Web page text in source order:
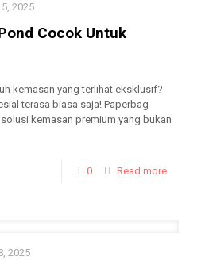
2025
Cocok Untuk
kemasan yang terlihat eksklusif?
terasa biasa saja! Paperbag
kemasan premium yang bukan
0 Read more
2025